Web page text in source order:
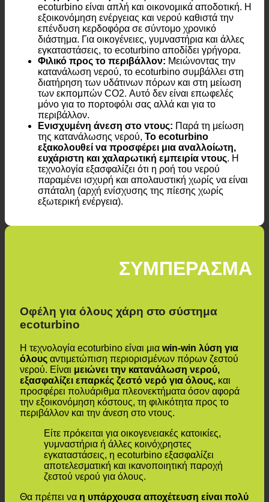
Γρήγορη εκδίκηση:Η εγκατάσταση του
ecoturbino είναι απλή και οικονομικά αποδοτική. Η
εξοικονόμηση ενέργειας και νερού καθιστά την
επένδυση κερδοφόρα σε σύντομο χρονικό
διάστημα. Για οικογένειες, γυμναστήρια και άλλες
εγκαταστάσεις, το ecoturbino αποδίδει γρήγορα.
Φιλικό προς το περιβάλλον:Μειώνοντας την
κατανάλωση νερού, το ecoturbino συμβάλλει στη
διατήρηση των υδάτινων πόρων και στη μείωση
των εκπομπών CO2. Αυτό δεν είναι επωφελές
μόνο για το πορτοφόλι σας αλλά και για το
περιβάλλον.
Ενισχυμένη άνεση στο ντους:Παρά τη μείωση
της κατανάλωσης νερού,Το ecoturbino
εξακολουθεί να προσφέρει μια αναλλοίωτη,
ευχάριστη και χαλαρωτική εμπειρία ντους
τεχνολογία εξασφαλίζει ότι η ροή του νερού
παραμένει ισχυρή και απολαυστική χωρίς να είναι
σπάταλη (αρχή ενίσχυσης της πίεσης χωρίς
ΣΥΜΠΕΡΑΣΜΑ
Οφέλη για όλους χάρη στο σύστημα
Η τεχνολογία ecoturbino είναι μιαwin-win λύση για
όλους αντιμετώπιση περιορισμένων πόρων ζεστού
νερού. Είναι μειώνει την κατανάλωση νερού,
εξασφαλίζει επαρκές ζεστό νερό για όλους,και
προσφέρει πολυάριθμα πλεονεκτήματα όσον αφορά
την εξοικονόμηση κόστους, τη φιλικότητα προς το
Είτε πρόκειται για οικογενειακές κατοικίες,
γυμναστήρια ή άλλες κοινόχρηστες
εγκαταστάσεις, η ecoturbino εξασφαλίζει
αποτελεσματική και ικανοποιητική παροχή